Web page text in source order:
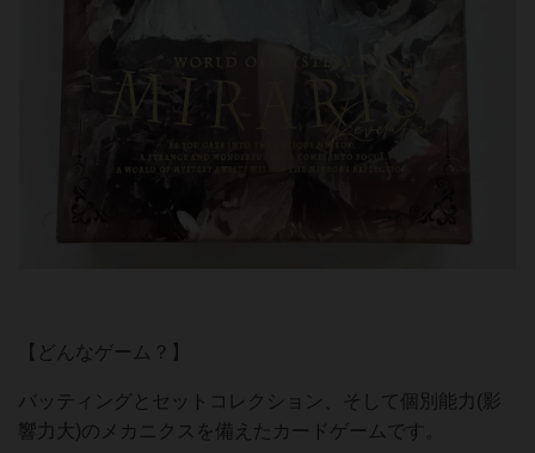
【どんなゲーム？】
バッティングとセットコレクション、そして個別能力(影
響力大)のメカニクスを備えたカードゲームです。